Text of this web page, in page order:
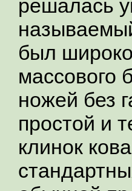
решалась
был
массового
ножей без
простой и
клинок